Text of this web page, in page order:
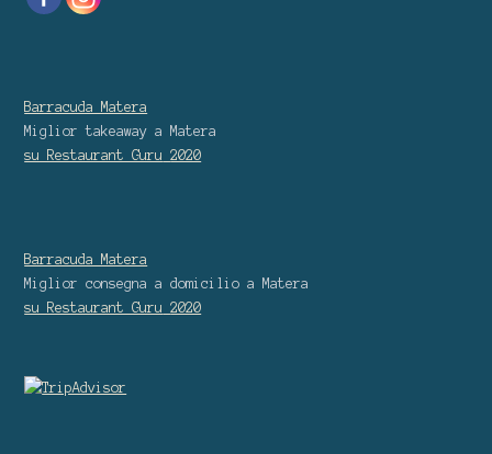
Barracuda Matera
Miglior takeaway a Matera
su Restaurant Guru
2020
Barracuda Matera
Miglior consegna a domicilio a Matera
su Restaurant Guru
2020